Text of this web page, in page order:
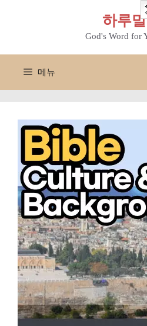
하루
God's Word for
메뉴